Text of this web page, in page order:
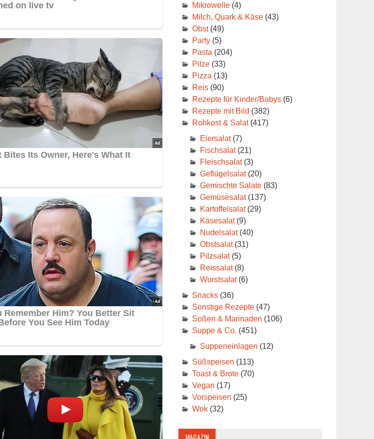
Mikrowelle(4)
Milch, Quark & Käse(43)
Obst(49)
Party(5)
Pasta (204)
Pilze(33)
Pizza (13)
Reis(90)
Rezepte für Kinder/Babys(6)
Rezepte mit Bild (382)
Rohkost & Salat(417)
Eiersalat(7)
Fischsalat(21)
Fleischsalat(3)
Geflügelsalat(20)
Gemischte Salate(83)
Gemüsesalat(137)
Kartoffelsalat(29)
Käsesalat(9)
Nudelsalat(40)
Obstsalat(31)
Pilzsalat(5)
Reissalat(8)
Wurstsalat(6)
Snacks(36)
Sonstige Rezepte(47)
Soßen & Marinaden (106)
Suppe & Co. (451)
Suppeneinlagen (12)
Süßspeisen (113)
Toast & Brote(70)
Vegan (17)
Vorspeisen (25)
Wok(32)